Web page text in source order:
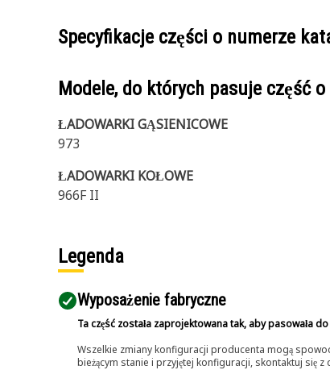
Specyfikacje części o numerze
Modele, do których pasuje część
ŁADOWARKI GĄSIENICOWE
973
ŁADOWARKI KOŁOWE
966F II
Legenda
Wyposażenie fabryczne
Ta część została zaprojektowana tak, aby pasowała
Wszelkie zmiany konfiguracji producenta mogą
bieżącym stanie i przyjętej konfiguracji, skontaktuj się